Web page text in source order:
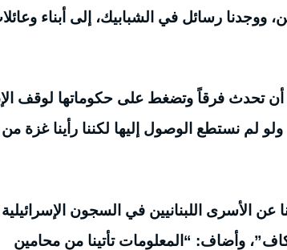
ووجدنا رسائل في الشبابيك، إلى أبناء
تحدث فرقاً وتضغط على حكوماتها لوقف
لم نستطع الوصول إليها لكننا رأينا غزة من
الأسرى اللبنانيين في السجون
الأسير المعتقل منذ عام 1978 يحيى سكاف”، وأضاف: “المعلومات تأتينا من محامين